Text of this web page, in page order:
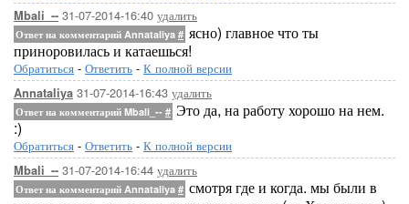
Mbali_-- 31-07-2014-16:40 удалить
Ответ на комментарий Annataliya # ясно) главное что ты
приноровилась и катаешься!
Обратиться - Ответить - К полной версии
Annataliya 31-07-2014-16:43 удалить
Ответ на комментарий Mbali_-- # Это да, на работу хорошо на нем.
:)
Обратиться - Ответить - К полной версии
Mbali_-- 31-07-2014-16:44 удалить
Ответ на комментарий Annataliya # смотря где и когда. мы были в